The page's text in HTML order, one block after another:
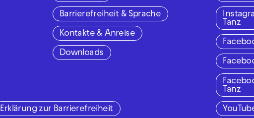
Barrierefreiheit & Sprache
Kontakte & Anreise
Downloads
Tanz
Tanz
Erklärung zur Barrierefreiheit